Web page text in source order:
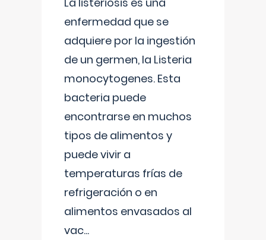
enfermedad que se
adquiere por la ingestión
de un germen, la Listeria
monocytogenes. Esta
bacteria puede
encontrarse en muchos
tipos de alimentos y
puede vivir a
temperaturas frías de
refrigeración o en
alimentos envasados al
vac...